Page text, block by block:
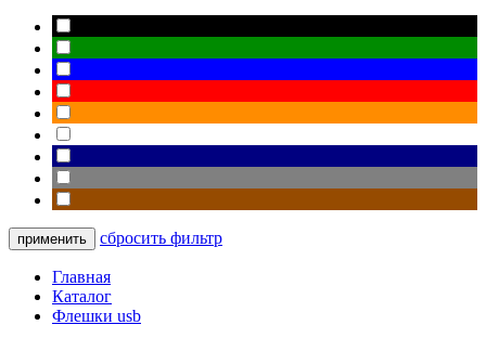
сбросить фильтр
Главная
Каталог
Флешки usb